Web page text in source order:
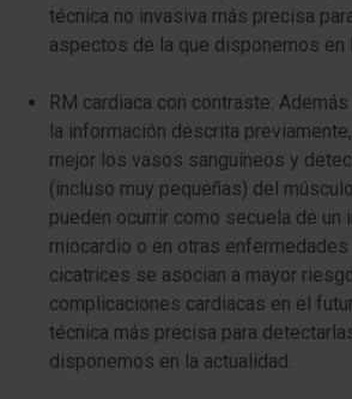
técnica no invasiva más precisa
aspectos de la que disponemos en
RM cardiaca con contraste:
la información descrita
mejor los vasos sanguíneos y
(incluso muy pequeñas) del
pueden ocurrir como secuela de un
miocardio o en otras
cicatrices se asocian a mayor
complicaciones cardiacas en el
técnica más precisa para
disponemos en la actualidad.